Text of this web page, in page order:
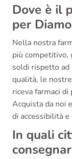
Dove è il
per
Nella nostra
più competitivo,
soldi rispetto
qualità, le
riceva farmaci
Acquista da noi
di accessibilità
In quali